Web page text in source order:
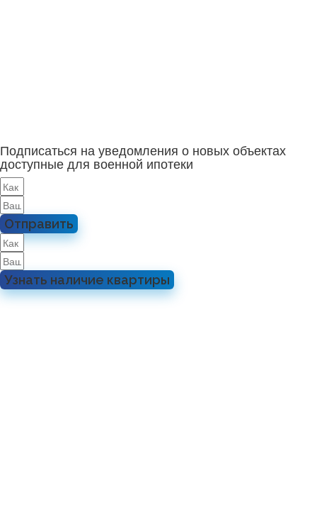
Подписаться на уведомления о новых объектах
доступные для военной ипотеки
Отправить
Узнать наличие квартиры